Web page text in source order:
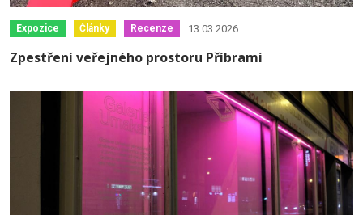
Expozice Články Recenze 13.03.2026
Zpestření veřejného prostoru Příbrami